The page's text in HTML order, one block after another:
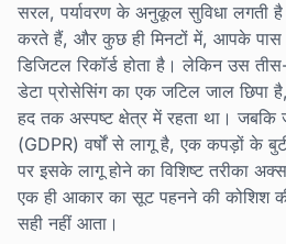
सरल, पर्यावरण के अनुकूल सुविधा लगती
करते हैं, और कुछ ही मिनटों में, आपके पास
डिजिटल रिकॉर्ड होता है। लेकिन उस
डेटा प्रोसेसिंग का एक जटिल जाल छिपा
हद तक अस्पष्ट क्षेत्र में रहता था।
(GDPR) वर्षों से लागू है, एक कपड़ों के
पर इसके लागू होने का विशिष्ट तरीका
एक ही आकार का सूट पहनने की कोशिश
सही नहीं आता।